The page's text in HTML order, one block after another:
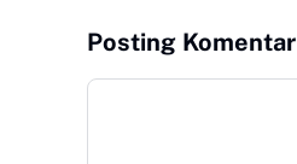
Posting Komentar